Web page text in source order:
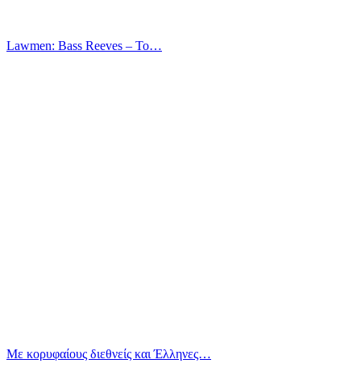
Lawmen: Bass Reeves – Το…
Με κορυφαίους διεθνείς και Έλληνες…